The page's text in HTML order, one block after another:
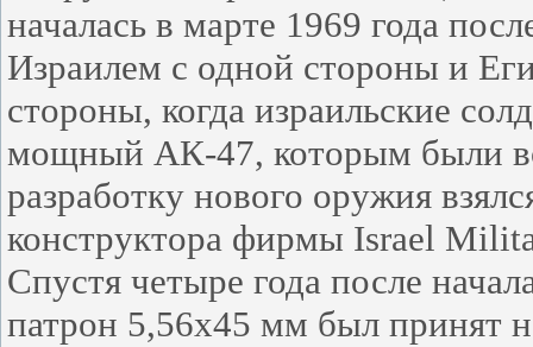
началась в марте 1969 года
Израилем с одной стороны и
стороны, когда израильские
мощный АК-47, которым были
разработку нового оружия
конструктора фирмы Israel
Спустя четыре года после
патрон 5,56х45 мм был принят